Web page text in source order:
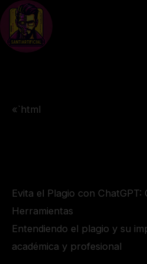
Ir
contenido
«`html
Evita el Plagio con ChatGPT:
Herramientas
Entendiendo el plagio y su
académica y profesional